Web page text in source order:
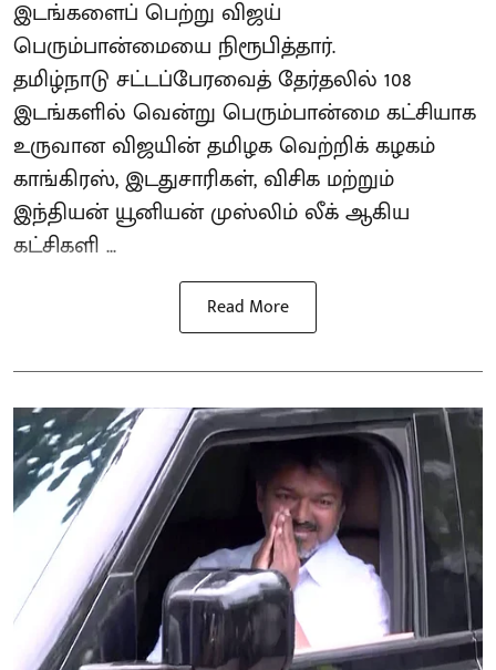
இடங்களைப் பெற்று விஜய்
பெரும்பான்மையை நிரூபித்தார்.
தமிழ்நாடு சட்டப்பேரவைத் தேர்தலில் 108
இடங்களில் வென்று பெரும்பான்மை கட்சியாக
உருவான விஜயின் தமிழக வெற்றிக் கழகம்
காங்கிரஸ், இடதுசாரிகள், விசிக மற்றும்
இந்தியன் யூனியன் முஸ்லிம் லீக் ஆகிய
கட்சிகளி ...
Read More